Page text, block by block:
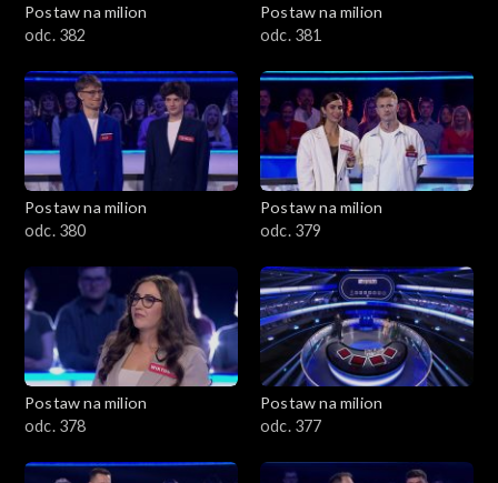
Postaw na milion
odc. 382
Postaw na milion
odc. 381
Postaw na milion
odc. 380
Postaw na milion
odc. 379
Postaw na milion
odc. 378
Postaw na milion
odc. 377